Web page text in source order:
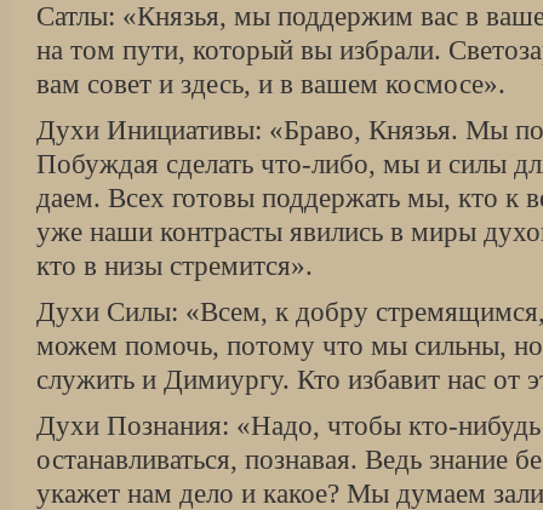
Сатлы: «Князья, мы поддержим вас в
на том пути, который вы избрали.
вам совет и здесь, и в вашем космосе».
Духи Инициативы: «Браво, Князья. Мы
Побуждая сделать что-либо, мы и силы
даем. Всех готовы поддержать мы, кто к
уже наши контрасты явились в миры
кто в низы стремится».
Духи Силы: «Всем, к добру
можем помочь, потому что мы сильны,
служить и Димиургу. Кто избавит нас от
Духи Познания: «Надо, чтобы кто-нибудь
останавливаться, познавая. Ведь знание
укажет нам дело и какое? Мы думаем